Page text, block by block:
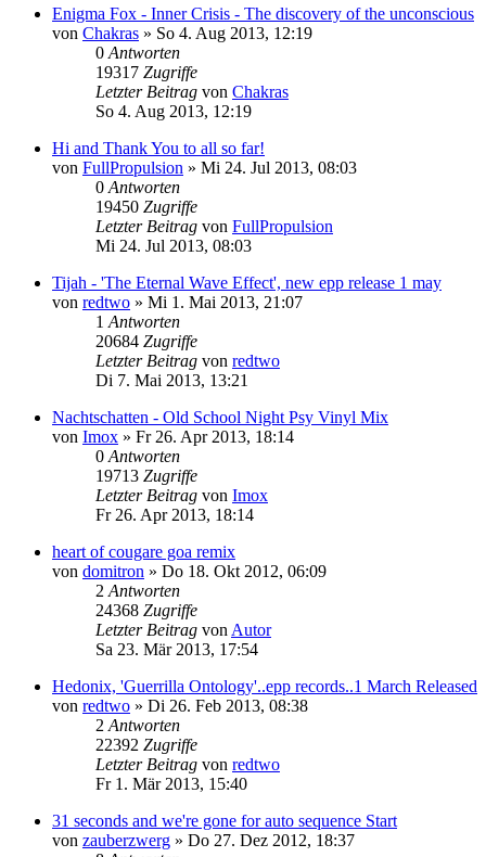
Enigma Fox - Inner Crisis - The discovery of the unconscious
von Chakras » So 4. Aug 2013, 12:19
0 Antworten
19317 Zugriffe
Letzter Beitrag von Chakras
So 4. Aug 2013, 12:19
Hi and Thank You to all so far!
von FullPropulsion » Mi 24. Jul 2013, 08:03
0 Antworten
19450 Zugriffe
Letzter Beitrag von FullPropulsion
Mi 24. Jul 2013, 08:03
Tijah - 'The Eternal Wave Effect', new epp release 1 may
von redtwo » Mi 1. Mai 2013, 21:07
1 Antworten
20684 Zugriffe
Letzter Beitrag von redtwo
Di 7. Mai 2013, 13:21
Nachtschatten - Old School Night Psy Vinyl Mix
von Imox » Fr 26. Apr 2013, 18:14
0 Antworten
19713 Zugriffe
Letzter Beitrag von Imox
Fr 26. Apr 2013, 18:14
heart of cougare goa remix
von domitron » Do 18. Okt 2012, 06:09
2 Antworten
24368 Zugriffe
Letzter Beitrag von Autor
Sa 23. Mär 2013, 17:54
Hedonix, 'Guerrilla Ontology'..epp records..1 March Released
von redtwo » Di 26. Feb 2013, 08:38
2 Antworten
22392 Zugriffe
Letzter Beitrag von redtwo
Fr 1. Mär 2013, 15:40
31 seconds and we're gone for auto sequence Start
von zauberzwerg » Do 27. Dez 2012, 18:37